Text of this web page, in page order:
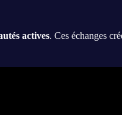
actives. Ces échanges